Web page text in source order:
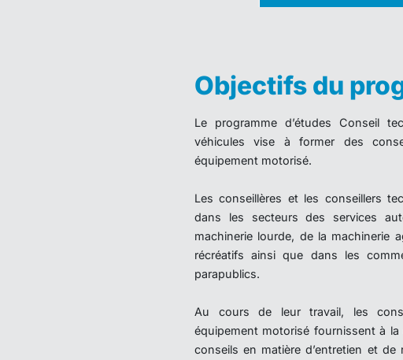
Objectifs du
Le programme d’études Conseil
véhicules vise à former des
équipement motorisé.
Les conseillères et les conseillers
dans les secteurs des services
machinerie lourde, de la machinerie
récréatifs ainsi que dans les
parapublics.
Au cours de leur travail, les
équipement motorisé fournissent à la
conseils en matière d’entretien et